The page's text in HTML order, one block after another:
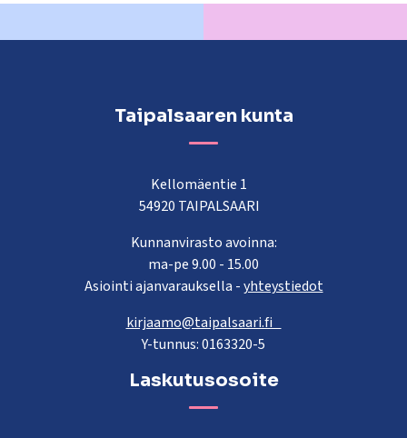
Taipalsaaren kunta
Kellomäentie 1
54920 TAIPALSAARI
Kunnanvirasto avoinna:
ma-pe 9.00 - 15.00
Asiointi ajanvarauksella -yhteystiedot
kirjaamo@taipalsaari.fi
Y-tunnus: 0163320-5
Laskutusosoite